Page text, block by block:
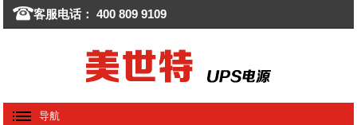
客服电话： 400 809 9109
导航